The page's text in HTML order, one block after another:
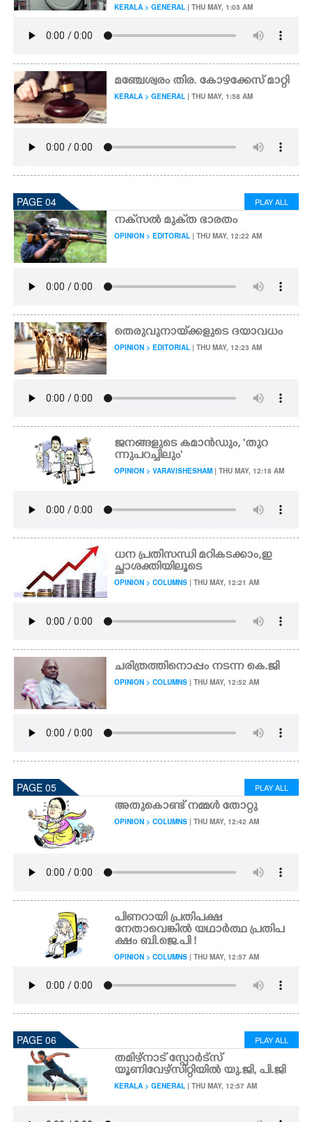
KERALA > GENERAL | THU MAY, 1:05 AM
മഞ്ചേശ്വരം തിര. കോഴക്കേസ് മാറ്റി
KERALA > GENERAL | THU MAY, 1:58 AM
PAGE 04 PLAY ALL
നക്‌സൽ മുക്‌ത ഭാരതം
OPINION > EDITORIAL | THU MAY, 12:22 AM
തെരുവുനായ്‌ക്കളുടെ ദയാവധം
OPINION > EDITORIAL | THU MAY, 12:23 AM
ജനങ്ങളുടെ കമാൻഡും, 'തുറ
ന്നുപറച്ചിലും'
OPINION > VARAVISHESHAM | THU MAY, 12:18 AM
ധന പ്രതിസന്ധി മറികടക്കാം,​ ഇ
ച്ഛാശക്തിയിലൂടെ
OPINION > COLUMNS | THU MAY, 12:21 AM
ചരിത്രത്തിനൊപ്പം നടന്ന കെ.ജി
OPINION > COLUMNS | THU MAY, 12:52 AM
PAGE 05 PLAY ALL
അതുകൊണ്ട് നമ്മൾ തോറ്റു
OPINION > COLUMNS | THU MAY, 12:42 AM
പിണറായി പ്രതിപക്ഷ
നേതാവെങ്കിൽ യഥാർത്ഥ പ്രതിപ
ക്ഷം ബി.ജെ.പി !
OPINION > COLUMNS | THU MAY, 12:57 AM
PAGE 06 PLAY ALL
തമിഴ്നാട് സ്പോർട്സ്
യൂണിവേഴ്സിറ്റിയിൽ യു.ജി, പി.ജി
KERALA > GENERAL | THU MAY, 12:57 AM